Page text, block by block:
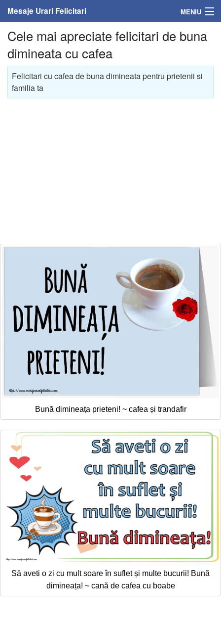
Mesaje Urari Felicitari MENIU
Home
Mesaje
Felicitari
Felicitari muzicale
Felicitari muzicale personalizate
Felicitari animate
Invitatii personalizate
Conecteaza-te
Cele mai apreciate felicitari de buna
dimineata cu cafea
Felicitari cu cafea de buna dimineata pentru prietenii si
familia ta
Bună dimineața prieteni! ~ cafea și trandafir
Să aveti o zi cu mult soare în suflet și multe bucurii! Bună
dimineața! ~ cană de cafea cu boabe